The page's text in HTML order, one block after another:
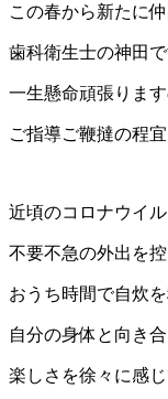
この春から新たに
歯科衛生士の神田
一生懸命頑張りま
ご指導ご鞭撻の程
近頃のコロナウイ
不要不急の外出を
おうち時間で自炊
自分の身体と向き
楽しさを徐々に感